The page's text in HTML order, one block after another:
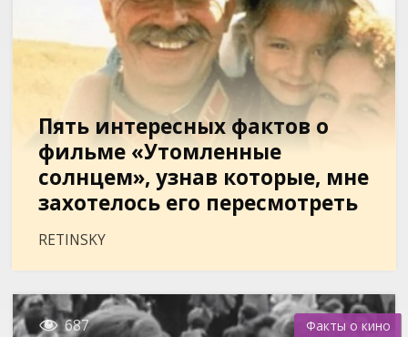
Пять интересных фактов о
фильме «Утомленные
солнцем», узнав которые, мне
захотелось его пересмотреть
RETINSKY
 687 Факты о кино